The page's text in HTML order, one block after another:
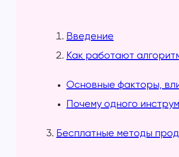
Введение
Как работают
Основные факторы,
Почему одного
3. Бесплатные методы